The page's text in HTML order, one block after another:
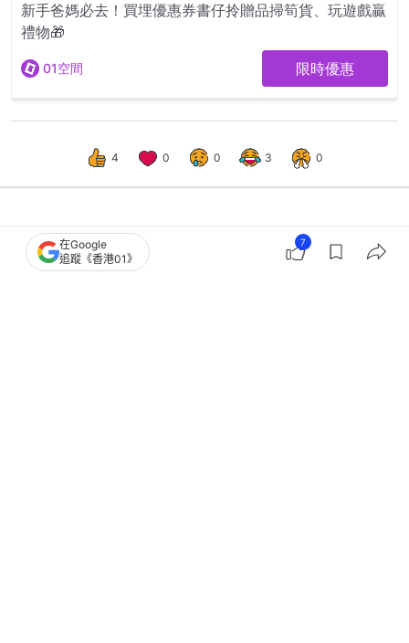
4 0 0 3 0
經濟 財經快訊
平治出招自救 延發部份獎金 另傳德
在Google
追蹤《香港01》
7